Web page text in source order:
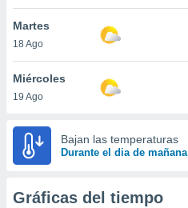
similares
como
IP
de
traten tus
en
a lo que
Para
Martes
18 Ago
Miércoles
19 Ago
Bajan las temperaturas
Durante el dia de mañana
Gráficas del tiempo